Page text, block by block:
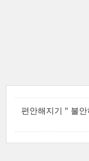
편안해지기 " 불